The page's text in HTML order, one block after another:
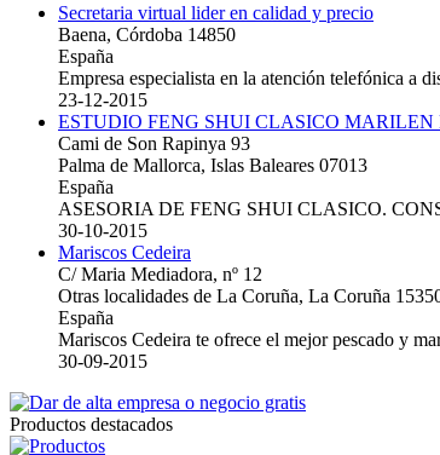
Secretaria virtual lider en calidad y precio
Baena, Córdoba 14850
España
Empresa especialista en la atención telefónica a
23-12-2015
ESTUDIO FENG SHUI CLASICO MARILEN
Cami de Son Rapinya 93
Palma de Mallorca, Islas Baleares 07013
España
ASESORIA DE FENG SHUI CLASICO.
30-10-2015
Mariscos Cedeira
C/ Maria Mediadora, nº 12
Otras localidades de La Coruña, La Coruña
España
Mariscos Cedeira te ofrece el mejor pescado y
30-09-2015
Productos destacados